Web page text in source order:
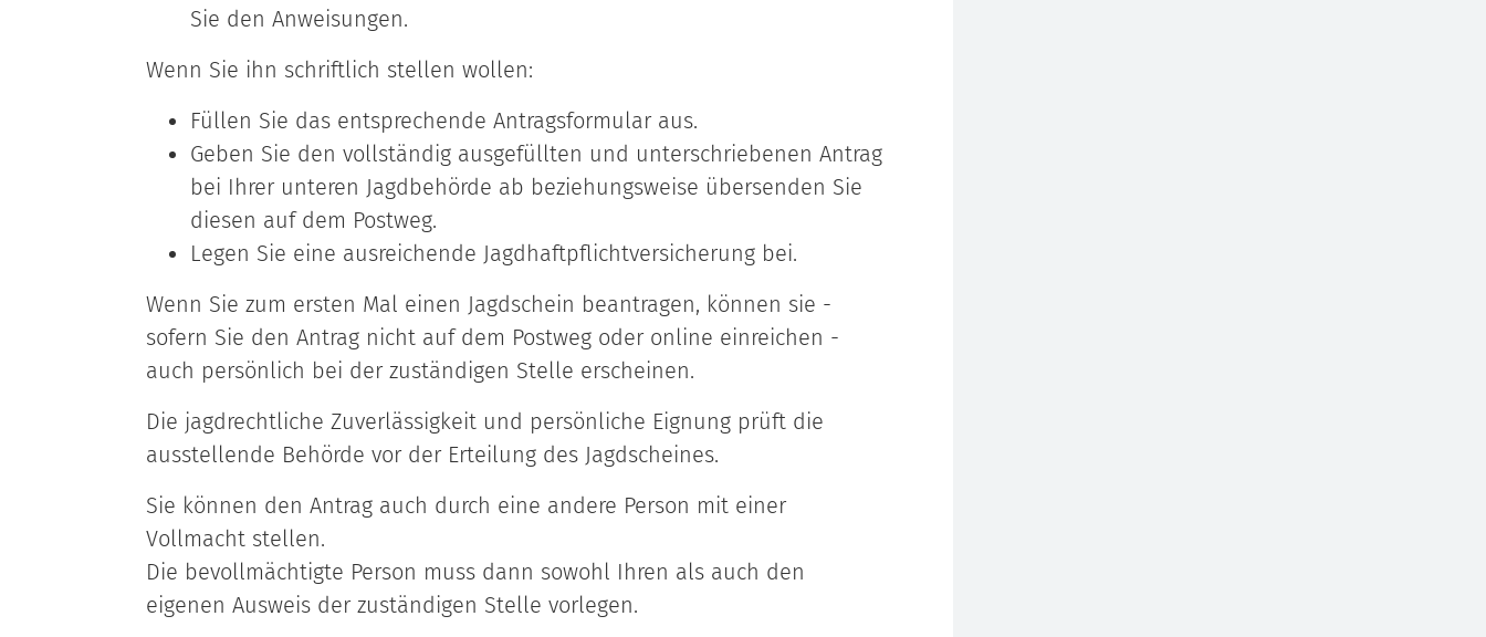
Sie den Anweisungen.
Wenn Sie ihn schriftlich stellen wollen:
Füllen Sie das entsprechende Antragsformular aus.
Geben Sie den vollständig ausgefüllten und unterschriebenen Antrag
bei Ihrer unteren Jagdbehörde ab beziehungsweise übersenden Sie
diesen auf dem Postweg.
Legen Sie eine ausreichende Jagdhaftpflichtversicherung bei.
Wenn Sie zum ersten Mal einen Jagdschein beantragen, können sie -
sofern Sie den Antrag nicht auf dem Postweg oder online einreichen -
auch persönlich bei der zuständigen Stelle erscheinen.
Die jagdrechtliche Zuverlässigkeit und persönliche Eignung prüft die
ausstellende Behörde vor der Erteilung des Jagdscheines.
Sie können den Antrag auch durch eine andere Person mit einer
Vollmacht stellen.
Die bevollmächtigte Person muss dann sowohl Ihren als auch den
eigenen Ausweis der zuständigen Stelle vorlegen.